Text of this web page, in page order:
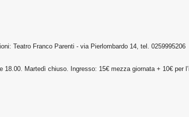
Teatro Franco Parenti - via Pierlombardo 14, tel. 0259995206
Martedì chiuso. Ingresso: 15€ mezza giornata + 10€ per